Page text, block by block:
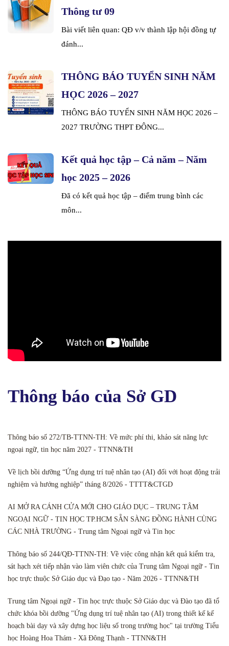
Thông tư 09
Bài viết liên quan: QĐ v/v thành lập hội đồng tự
đánh...
THÔNG BÁO TUYỂN SINH NĂM
HỌC 2026 – 2027
THÔNG BÁO TUYỂN SINH NĂM HỌC 2026 –
2027 TRƯỜNG THPT ĐÔNG...
Kết quả học tập – Cả năm – Năm
học 2025 – 2026
Đã có kết quả học tập – điểm trung bình các
môn...
Thông báo của Sở GD
Thông báo số 272/TB-TTNN-TH: Về mức phí thi, khảo sát năng lực
ngoại ngữ, tin học năm 2027 - TTNN&TH
Về lịch bồi dưỡng “Ứng dụng trí tuệ nhân tạo (AI) đối với hoạt động trải
nghiệm và hướng nghiệp” tháng 8/2026 - TTTT&CTGD
AI MỞ RA CÁNH CỬA MỚI CHO GIÁO DỤC – TRUNG TÂM
NGOẠI NGỮ - TIN HỌC TP.HCM SẴN SÀNG ĐỒNG HÀNH CÙNG
CÁC NHÀ TRƯỜNG - Trung tâm Ngoại ngữ và Tin học
Thông báo số 244/QĐ-TTNN-TH: Về việc công nhận kết quả kiểm tra,
sát hạch xét tiếp nhận vào làm viên chức của Trung tâm Ngoại ngữ - Tin
học trực thuộc Sở Giáo dục và Đạo tạo - Năm 2026 - TTNN&TH
Trung tâm Ngoại ngữ - Tin học trực thuộc Sở Giáo dục và Đào tạo đã tổ
chức khóa bồi dưỡng "Ứng dụng trí tuệ nhân tạo (AI) trong thiết kế kế
hoạch bài dạy và xây dựng học liệu số trong trường học" tại trường Tiểu
học Hoàng Hoa Thám - Xã Đông Thạnh - TTNN&TH